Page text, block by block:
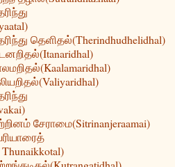
தெளிதல்(Therindhudhelidhal)
சேராமை(Sitrinanjeraamai)